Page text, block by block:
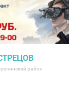
район